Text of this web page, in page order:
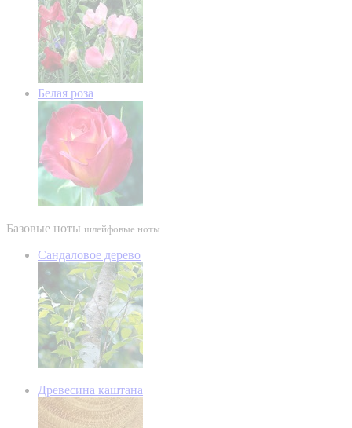
Белая роза
Базовые ноты шлейфовые ноты
Сандаловое дерево
Древесина каштана